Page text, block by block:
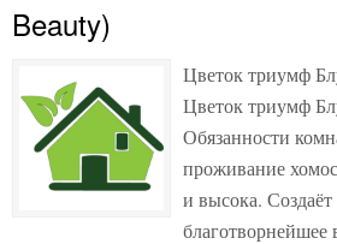
Beauty)
Цветок триумф
Цветок триумф
Обязанности
проживание
и высока.
благотворнейшее